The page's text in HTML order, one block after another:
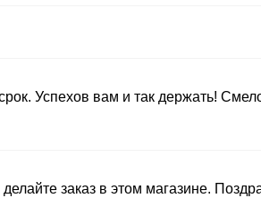
Успехов вам и так держать!
заказ в этом магазине.